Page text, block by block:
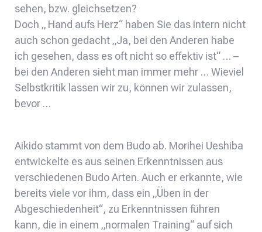
sehen, bzw. gleichsetzen?
Doch „ Hand aufs Herz“ haben Sie das intern nicht
auch schon gedacht „Ja, bei den Anderen habe
ich gesehen, dass es oft nicht so effektiv ist“ … –
bei den Anderen sieht man immer mehr … Wieviel
Selbstkritik lassen wir zu, können wir zulassen,
bevor …
Aikido stammt von dem Budo ab. Morihei Ueshiba
entwickelte es aus seinen Erkenntnissen aus
verschiedenen Budo Arten. Auch er erkannte, wie
bereits viele vor ihm, dass ein „Üben in der
Abgeschiedenheit“, zu Erkenntnissen führen
kann, die in einem „normalen Training“ auf sich